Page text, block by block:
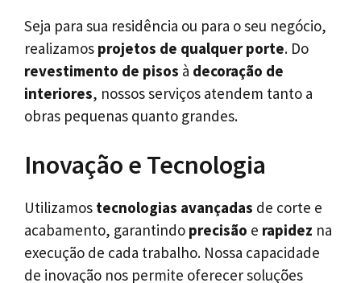
Seja para sua residência ou para o seu negócio,
realizamos projetos de qualquer porte. Do
revestimento de pisos à decoração de
interiores, nossos serviços atendem tanto a
obras pequenas quanto grandes.
Inovação e Tecnologia
Utilizamos tecnologias avançadas de corte e
acabamento, garantindo precisão e rapidez na
execução de cada trabalho. Nossa capacidade
de inovação nos permite oferecer soluções